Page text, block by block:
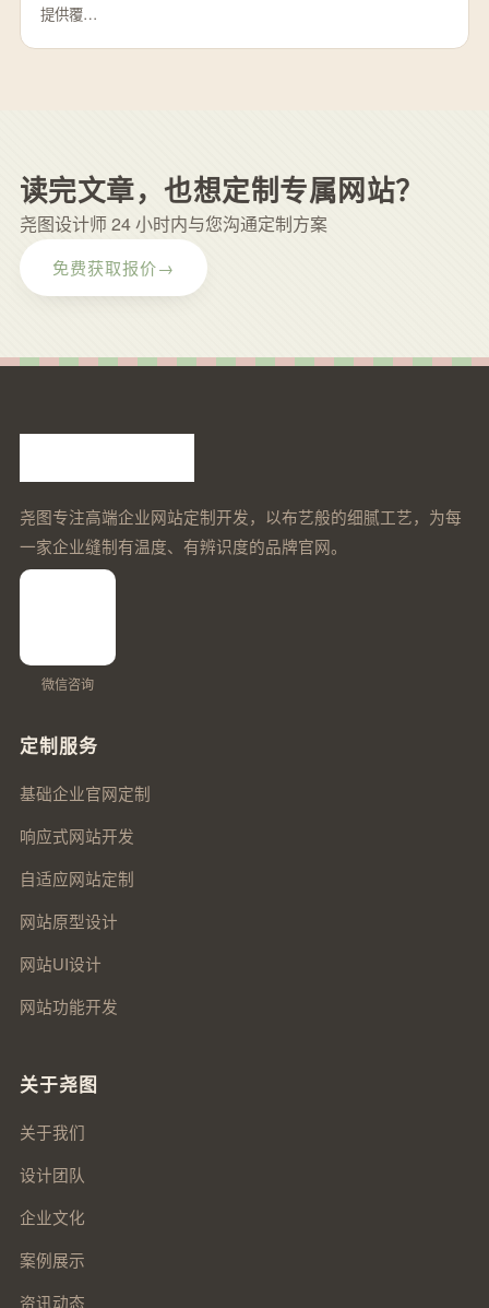
提供覆…
读完文章，也想定制专属网站？
尧图设计师 24 小时内与您沟通定制方案
免费获取报价→
尧图专注高端企业网站定制开发，以布艺般的细腻工艺，为每
一家企业缝制有温度、有辨识度的品牌官网。
微信咨询
定制服务
基础企业官网定制
响应式网站开发
自适应网站定制
网站原型设计
网站UI设计
网站功能开发
关于尧图
关于我们
设计团队
企业文化
案例展示
资讯动态